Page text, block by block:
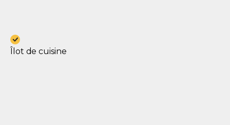
Îlot de cuisine